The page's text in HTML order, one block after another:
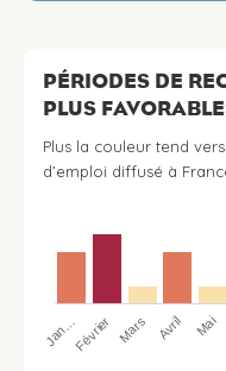
PÉRIODES DE
PLUS
Plus la couleur tend
d’emploi diffusé à
Jan…Février Mars Avril Mai